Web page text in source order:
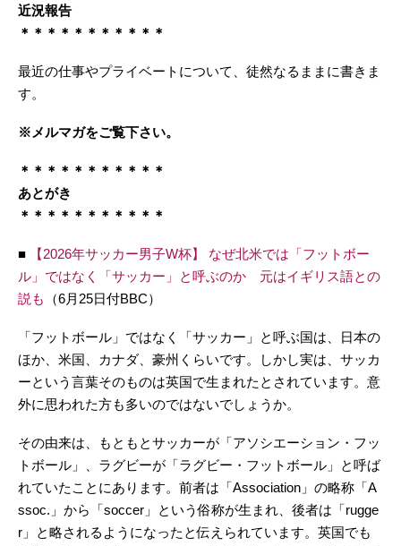
近況報告
＊＊＊＊＊＊＊＊＊＊＊
最近の仕事やプライベートについて、徒然なるままに書きま
す。
※メルマガをご覧下さい。
＊＊＊＊＊＊＊＊＊＊＊
あとがき
＊＊＊＊＊＊＊＊＊＊＊
■
【2026年サッカー男子W杯】 なぜ北米では「フットボー
ル」ではなく「サッカー」と呼ぶのか 元はイギリス語との
説も
（6月25日付BBC）
「フットボール」ではなく「サッカー」と呼ぶ国は、日本の
ほか、米国、カナダ、豪州くらいです。しかし実は、サッカ
ーという言葉そのものは英国で生まれたとされています。意
外に思われた方も多いのではないでしょうか。
その由来は、もともとサッカーが「アソシエーション・フッ
トボール」、ラグビーが「ラグビー・フットボール」と呼ば
れていたことにあります。前者は「Association」の略称「A
ssoc.」から「soccer」という俗称が生まれ、後者は「rugge
r」と略されるようになったと伝えられています。英国でも